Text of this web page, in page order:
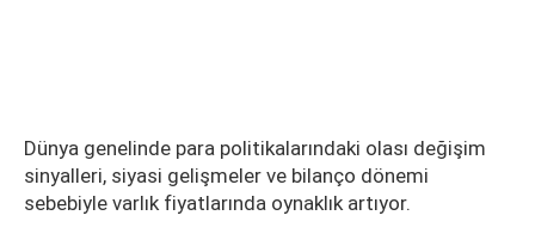
Dünya genelinde para politikalarındaki olası değişim
sinyalleri, siyasi gelişmeler ve bilanço dönemi
sebebiyle varlık fiyatlarında oynaklık artıyor.